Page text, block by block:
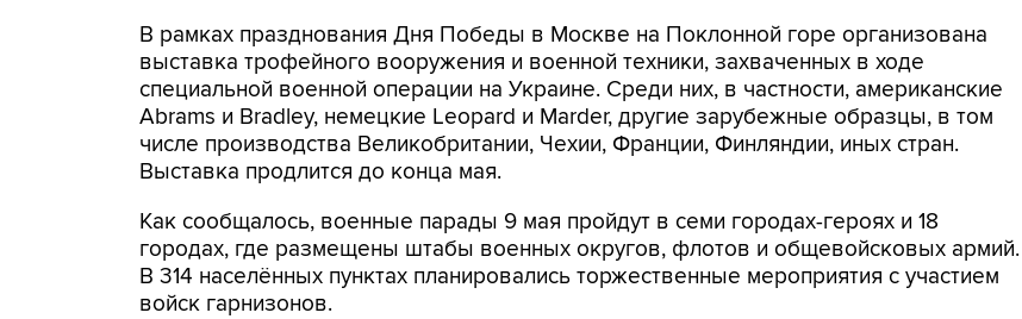
В рамках празднования Дня Победы в Москве на Поклонной горе организована
выставка трофейного вооружения и военной техники, захваченных в ходе
специальной военной операции на Украине. Среди них, в частности, американские
Abrams и Bradley, немецкие Leopard и Marder, другие зарубежные образцы, в том
числе производства Великобритании, Чехии, Франции, Финляндии, иных стран.
Выставка продлится до конца мая.
Как сообщалось, военные парады 9 мая пройдут в семи городах-героях и 18
городах, где размещены штабы военных округов, флотов и общевойсковых армий.
В 314 населённых пунктах планировались торжественные мероприятия с участием
войск гарнизонов.